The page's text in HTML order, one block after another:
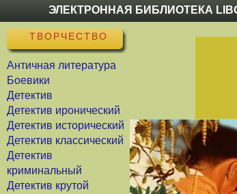
ЭЛЕКТРОННАЯ БИБЛИОТЕКА
ТВОРЧЕСТВО
Античная литература
Боевики
Детектив
Детектив иронический
Детектив исторический
Детектив классический
Детектив
криминальный
Детектив крутой